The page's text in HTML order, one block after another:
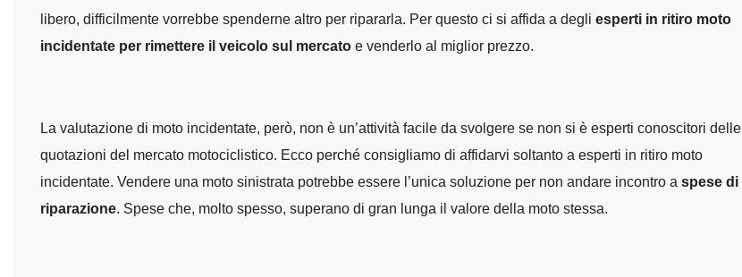
libero, difficilmente vorrebbe spenderne altro per ripararla. Per questo ci si affida a degli esperti in ritiro moto
incidentate per rimettere il veicolo sul mercato e venderlo al miglior prezzo.
La valutazione di moto incidentate, però, non è un’attività facile da svolgere se non si è esperti conoscitori delle
quotazioni del mercato motociclistico. Ecco perché consigliamo di affidarvi soltanto a esperti in ritiro moto
incidentate. Vendere una moto sinistrata potrebbe essere l’unica soluzione per non andare incontro a spese di
riparazione. Spese che, molto spesso, superano di gran lunga il valore della moto stessa.